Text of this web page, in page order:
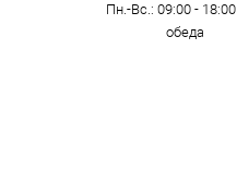
Пн.-Вс.: 09:00 -
обеда